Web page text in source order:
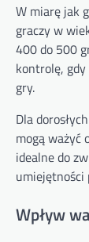
W miarę jak
graczy w
400 do 500
kontrolę,
gry.
Dla
mogą ważyć
idealne do
umiejętności
Wpływ